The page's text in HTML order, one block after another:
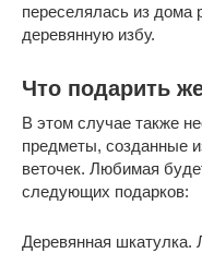
переселялась из дома
деревянную избу.
Что подарить
В этом случае также
предметы, созданные
веточек. Любимая
следующих подарков:
Деревянная шкатулка.